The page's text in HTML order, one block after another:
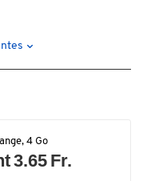
4 Go
3.65 Fr.